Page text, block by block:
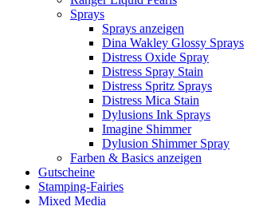
Sprays
Sprays anzeigen
Dina Wakley Glossy Sprays
Distress Oxide Spray
Distress Spray Stain
Distress Spritz Sprays
Distress Mica Stain
Dylusions Ink Sprays
Imagine Shimmer
Dylusion Shimmer Spray
Farben & Basics anzeigen
Gutscheine
Stamping-Fairies
Mixed Media